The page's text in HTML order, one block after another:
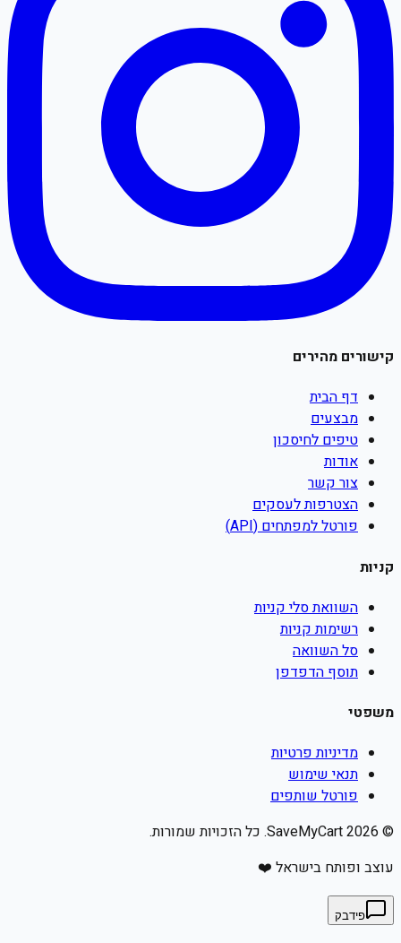
קישורים מהירים
דף הבית
מבצעים
טיפים לחיסכון
אודות
צור קשר
הצטרפות לעסקים
פורטל למפתחים (API)
קניות
השוואת סלי קניות
רשימות קניות
סל השוואה
תוסף הדפדפן
משפטי
מדיניות פרטיות
תנאי שימוש
פורטל שותפים
©
2026
עוצב ופותח בישראל ❤️
פידבק